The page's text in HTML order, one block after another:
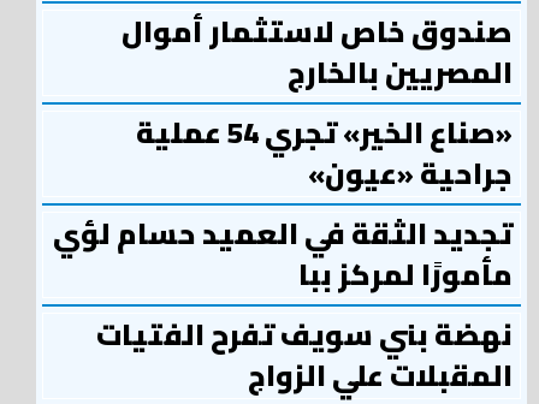
صندوق خاص لاستثمار أموال
المصريين بالخارج
«صناع الخير» تجري 54 عملية
جراحية «عيون»
تجديد الثقة في العميد حسام لؤي
مأمورًا لمركز ببا
نهضة بني سويف تفرح الفتيات
المقبلات علي الزواج